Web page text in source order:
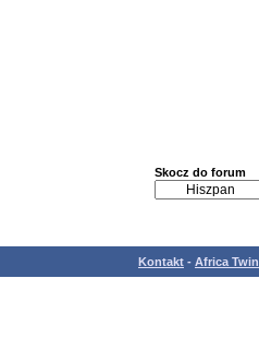
Skocz do forum
Kontakt - Africa